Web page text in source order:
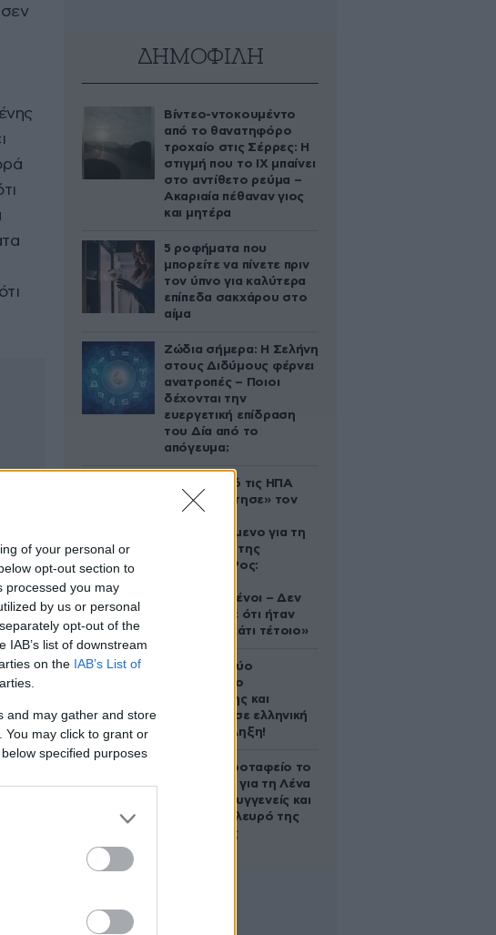
of your personal or
opt-out section to
processed you may
by us or personal
opt-out of the
list of downstream
on the IAB’s List of
and may gather and store
You may click to grant or
specified purposes
ΔΗΜΟΦΙΛΗ
Βίντεο-ντοκουμέντο
από το θανατηφόρο
τροχαίο στις Σέρρες: Η
στιγμή που το ΙΧ μπαίνει
στο αντίθετο ρεύμα –
Ακαριαία πέθαναν γιος
και μητέρα
5 ροφήματα που
μπορείτε να πίνετε πριν
τον ύπνο για καλύτερα
επίπεδα σακχάρου στο
αίμα
Ζώδια σήμερα: Η Σελήνη
στους Διδύμους φέρνει
ανατροπές – Ποιοι
δέχονται την
ευεργετική επίδραση
του Δία από το
απόγευμα;
Ζευγάρι από τις ΗΠΑ
που «υιοθέτησε» τον
κατηγορούμενο για τη
δολοφονία της
Ελίζαμπεθ Ρος:
συντετριμμένοι – Δεν
έδειξε ποτέ ότι ήταν
ικανός για κάτι τέτοιο»
Ακυρώνει δύο
συμβόλαια ο
Λαρεντζάκης και
υπογράφει σε ελληνική
ομάδα-έκπληξη!
Στο Α’ Νεκροταφείο το
μνημόσυνο για τη Λένα
Σαμαρά – Συγγενείς και
φίλοι στο πλευρό της
οικογένειας